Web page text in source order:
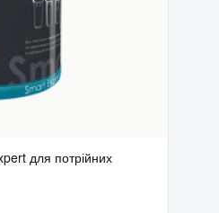
для потрійних